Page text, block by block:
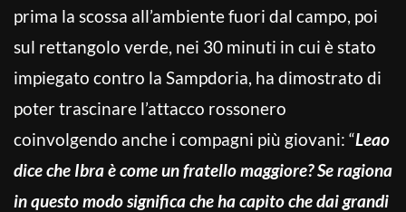
prima la scossa all’ambiente fuori dal campo, poi
sul rettangolo verde, nei 30 minuti in cui è stato
impiegato contro la Sampdoria, ha dimostrato di
poter trascinare l’attacco rossonero
coinvolgendo anche i compagni più giovani: “Leao
dice che Ibra è come un fratello maggiore? Se ragiona
in questo modo significa che ha capito che dai grandi